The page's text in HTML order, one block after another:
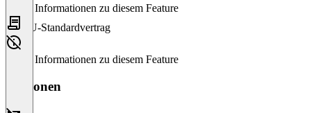
Keine Informationen zu diesem Feature
EU-Standardvertrag
Keine Informationen zu diesem Feature
Versionen